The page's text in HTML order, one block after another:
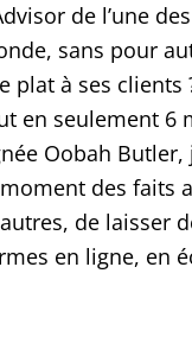
de l’une
sans pour
plat à ses clients
en seulement 6
Oobah
des faits
de laisser
en ligne, en